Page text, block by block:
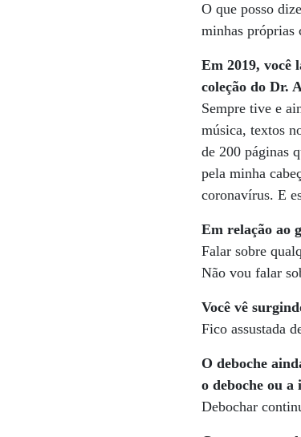
O que posso
minhas próprias
Em 2019, você
coleção do Dr.
Sempre tive e
música, textos
de 200 páginas
pela minha
coronavírus. E
Em relação ao
Falar sobre
Não vou falar
Você vê
Fico assustada
O deboche
o deboche ou a
Debochar